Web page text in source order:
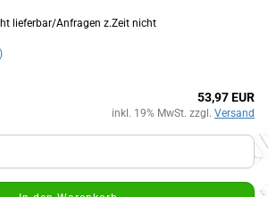
z.Zeit nicht
53,97 EUR
inkl. 19% MwSt. zzgl. Versand